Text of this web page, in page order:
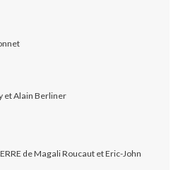
et Alain Berliner
de Magali Roucaut et Eric-John